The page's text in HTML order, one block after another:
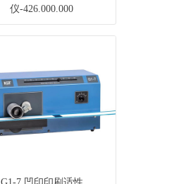
仪-426.000.000